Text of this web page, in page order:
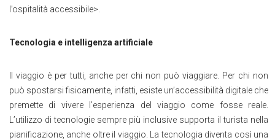
l’ospitalità accessibile>.
Tecnologia e intelligenza artificiale
Il viaggio è per tutti, anche per chi non può viaggiare. Per chi non
può spostarsi fisicamente, infatti, esiste un’accessibilità digitale che
premette di vivere l’esperienza del viaggio come fosse reale.
L’utilizzo di tecnologie sempre più inclusive supporta il turista nella
pianificazione, anche oltre il viaggio. La tecnologia diventa così una